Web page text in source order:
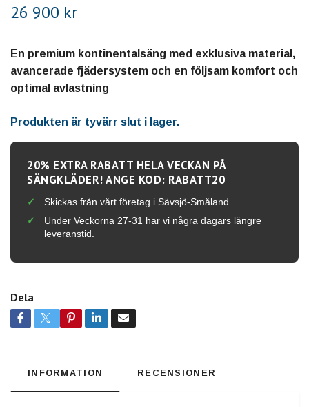
26 900 kr
En premium kontinentalsäng med exklusiva material,
avancerade fjädersystem och en följsam komfort och
optimal avlastning
Produkten är tyvärr slut i lager.
20% EXTRA RABATT HELA VECKAN PÅ
SÄNGKLÄDER! ANGE KOD: RABATT20
Skickas från vårt företag i Sävsjö-Småland
Under Veckorna 27-31 har vi några dagars längre
leveranstid.
Dela
INFORMATION RECENSIONER